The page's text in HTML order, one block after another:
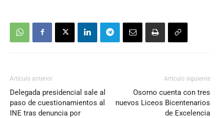
Artículo anterior
Delegada presidencial sale al
paso de cuestionamientos al
INE tras denuncia por
Artículo siguiente
Osorno cuenta con tres
nuevos Liceos Bicentenarios
de Excelencia